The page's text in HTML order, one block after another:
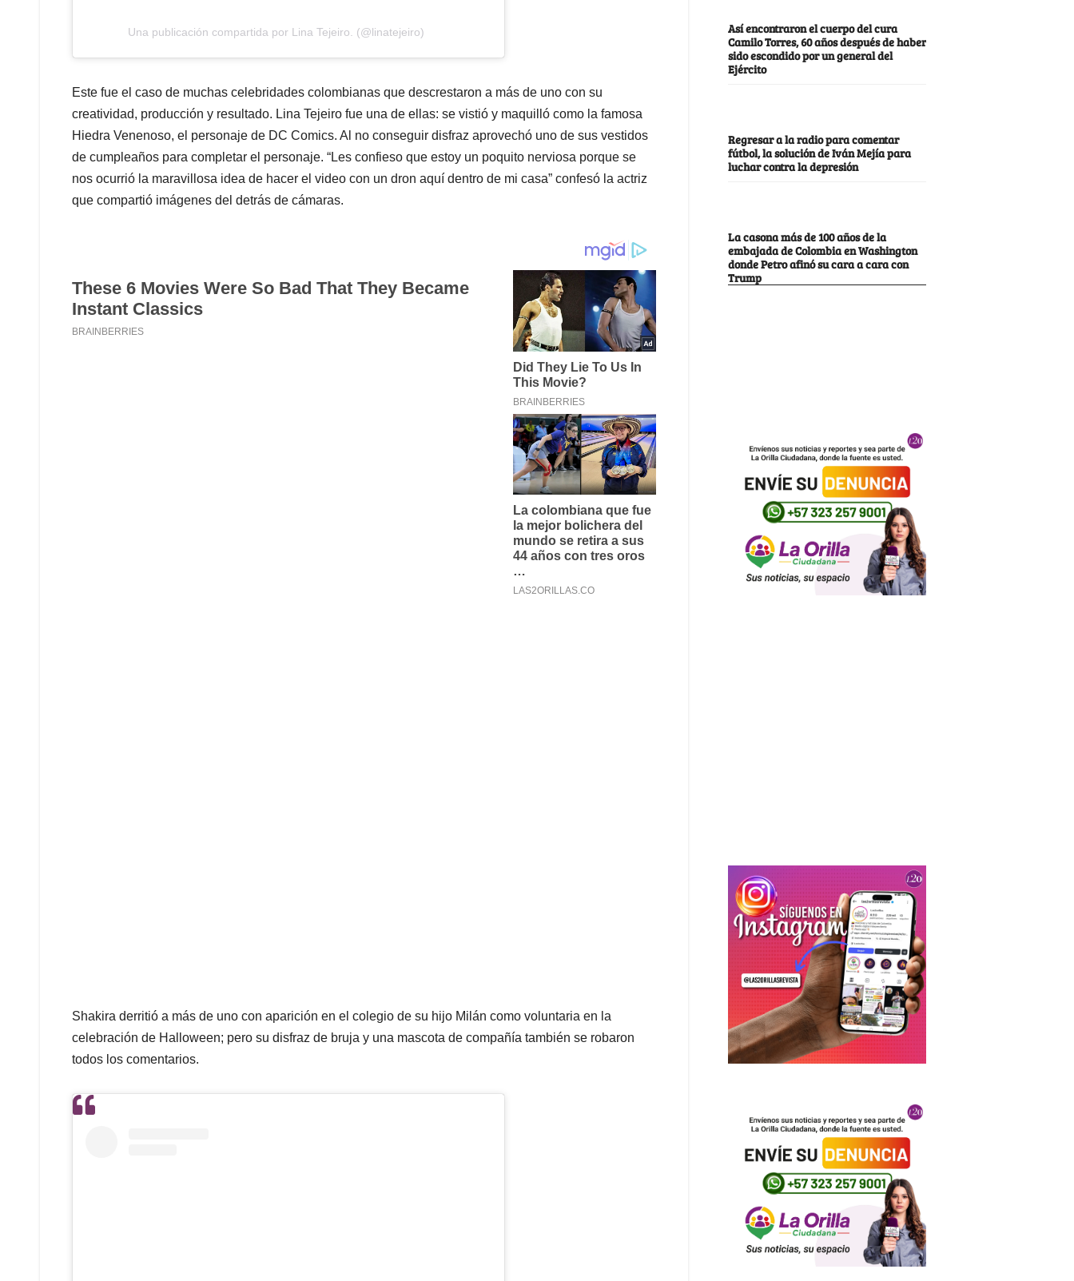
Una publicación compartida por Lina Tejeiro. (@linatejeiro)
Este fue el caso de muchas celebridades colombianas que descrestaron a más de uno con su
creatividad, producción y resultado. Lina Tejeiro fue una de ellas: se vistió y maquilló como la famosa
Hiedra Venenoso, el personaje de DC Comics. Al no conseguir disfraz aprovechó uno de sus vestidos
de cumpleaños para completar el personaje. “Les confieso que estoy un poquito nerviosa porque se
nos ocurrió la maravillosa idea de hacer el video con un dron aquí dentro de mi casa” confesó la actriz
que compartió imágenes del detrás de cámaras.
Shakira derritió a más de uno con aparición en el colegio de su hijo Milán como voluntaria en la
celebración de Halloween; pero su disfraz de bruja y una mascota de compañía también se robaron
todos los comentarios.
Así encontraron el cuerpo del cura
Camilo Torres, 60 años después de haber
sido escondido por un general del
Ejército
Regresar a la radio para comentar
fútbol, la solución de Iván Mejía para
luchar contra la depresión
La casona más de 100 años de la
embajada de Colombia en Washington
donde Petro afinó su cara a cara con
Trump